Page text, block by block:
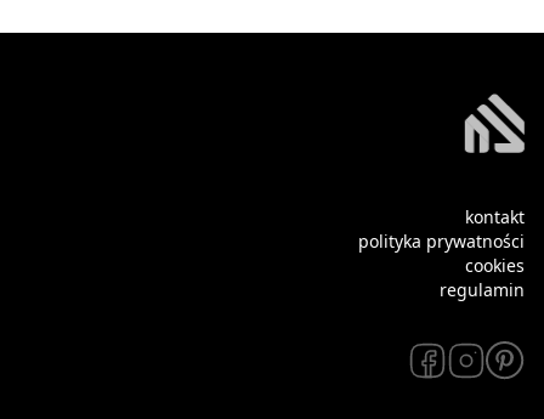
kontakt
polityka prywatności
cookies
regulamin